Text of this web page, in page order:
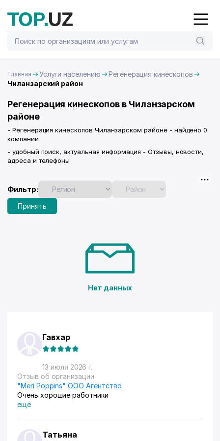
Главная Услуги населению
Регенерация кинескопов
Чиланзарский район
Регенерация кинескопов в Чиланзарском
районе
- Регенерация кинескопов Чиланзарском районе - найдено 0
компании
- удобный поиск, актуальная информация - Отзывы, новости,
адреса и телефоны
Фильтр:
Принять
Нет данных
Гавхар
13 июля 2026 г.
Отзыв об организации
"Meri Poppins" ООО Агентство
Очень хорошие работники
ещё
Татьяна